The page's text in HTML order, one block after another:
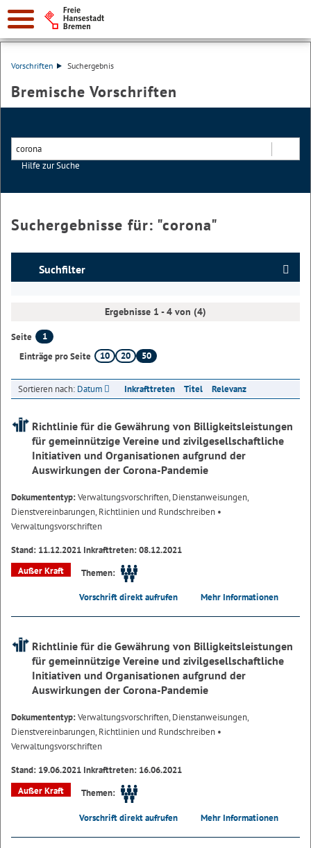
Vorschriften Suchergebnis
Bremische Vorschriften
Hilfe zur Suche
Suchergebnisse für: "corona"
Suchfilter
Ergebnisse 1 - 4 von (4)
Seite
1
Einträge pro Seite
10 20 50
Sortieren nach: Datum Inkrafttreten Titel Relevanz
Richtlinie für die Gewährung von Billigkeitsleistungen
für gemeinnützige Vereine und zivilgesellschaftliche
Initiativen und Organisationen aufgrund der
Auswirkungen der Corona-Pandemie
Dokumententyp:Verwaltungsvorschriften, Dienstanweisungen,
Dienstvereinbarungen, Richtlinien und Rundschreiben •
Verwaltungsvorschriften
Stand: 11.12.2021 Inkrafttreten: 08.12.2021
Außer Kraft
Themen:
Vorschrift direkt aufrufen Mehr Informationen
Richtlinie für die Gewährung von Billigkeitsleistungen
für gemeinnützige Vereine und zivilgesellschaftliche
Initiativen und Organisationen aufgrund der
Auswirkungen der Corona-Pandemie
Dokumententyp:Verwaltungsvorschriften, Dienstanweisungen,
Dienstvereinbarungen, Richtlinien und Rundschreiben •
Verwaltungsvorschriften
Stand: 19.06.2021 Inkrafttreten: 16.06.2021
Außer Kraft
Themen:
Vorschrift direkt aufrufen Mehr Informationen